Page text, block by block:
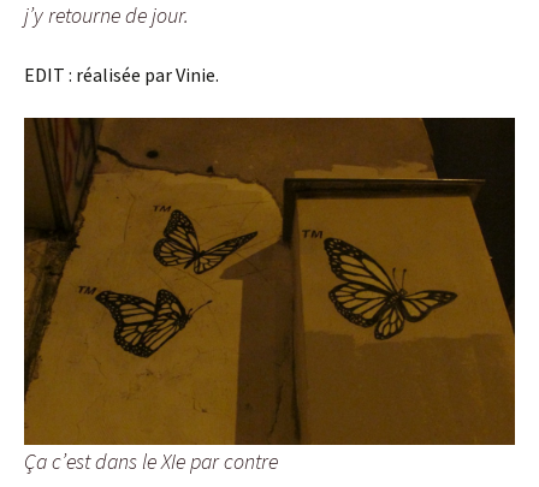
j’y retourne de jour.
EDIT : réalisée par Vinie.
Ça c’est dans le XIe par contre